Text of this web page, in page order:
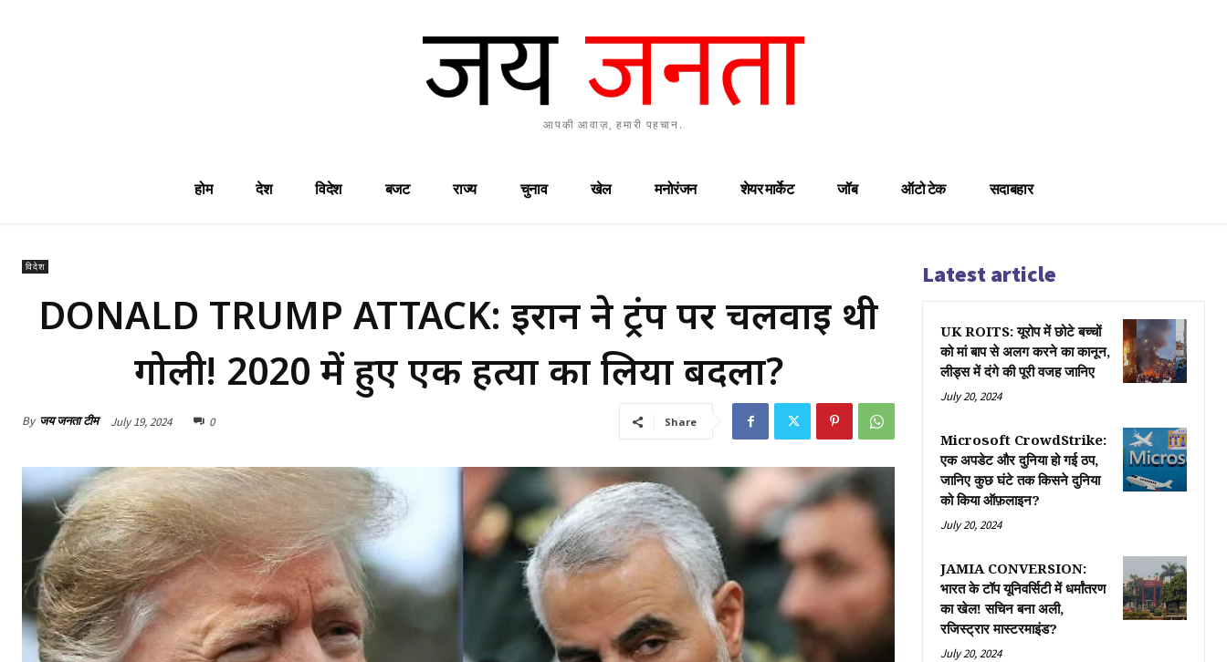
आपकी आवाज़, हमारी पहचान.
होम देश विदेश बजट राज्य चुनाव खेल मनोरंजन शेयर मार्केट जॉब ऑटो टेक सदाबहार
विदेश
DONALD TRUMP ATTACK: ईरान ने ट्रंप पर चलवाई थी
गोली! 2020 में हुए एक हत्या का लिया बदला?
By जय जनता टीम July 19, 2024 0 Share
Latest article
UK ROITS: यूरोप में छोटे बच्चों
को मां बाप से अलग करने का कानून,
लीड्स में दंगे की पूरी वजह जानिए
July 20, 2024
Microsoft CrowdStrike:
एक अपडेट और दुनिया हो गई ठप,
जानिए कुछ घंटे तक किसने दुनिया
को किया ऑफ़लाइन?
July 20, 2024
JAMIA CONVERSION:
भारत के टॉप यूनिवर्सिटी में धर्मांतरण
का खेल! सचिन बना अली,
रजिस्ट्रार मास्टरमाइंड?
July 20, 2024